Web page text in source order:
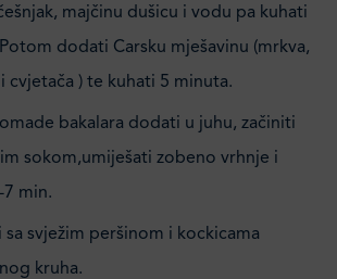
majčinu dušicu i vodu pa kuhati
dodati Carsku mješavinu (mrkva,
cvjetača ) te kuhati 5 minuta.
bakalara dodati u juhu, začiniti
sokom,umiješati zobeno vrhnje i
7 min.
sa svježim peršinom i kockicama
kruha.